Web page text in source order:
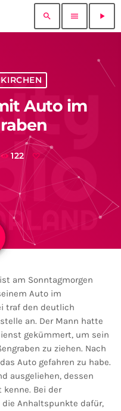
search menu play_arrow
Auto im
122
am Sonntagmorgen
Auto im
traf den deutlich
an. Der Mann hatte
gekümmert, um sein
zu ziehen. Nach
Auto gefahren zu habe.
ausgeliehen, dessen
Bei der
Anhaltspunkte dafür,